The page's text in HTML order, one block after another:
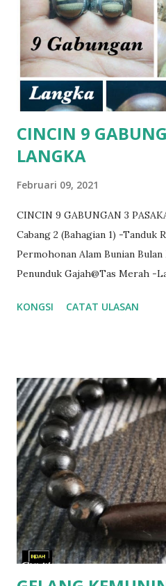
CINCIN 9
LANGKA
Februari 09, 2021
CINCIN 9 GABUNGAN 3
Cabang 2 (Bahagian 1) -Tanduk
Permohonan Alam Bunian
Penunduk Gajah@Tas Merah -
Bukit -Teras Cempedak 3
S.W.T TATACARA LENGKAP
DIBERIKAN PERCUMA -
G.Ledang BERMINAT? KLIK
KONGSI CATAT ULASAN